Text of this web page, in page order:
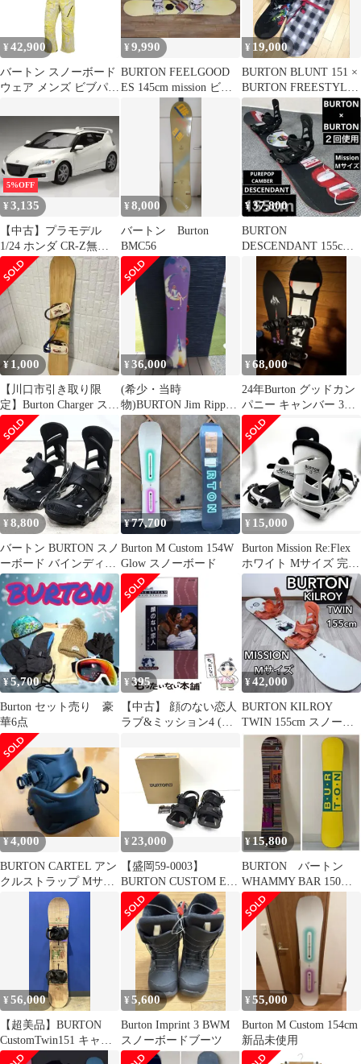
¥ 42,900
バートン スノーボード
ウェア メンズ ビブパン
イクリック ゴアテック
ス 2レイヤー W26JP-
220601 Mens [ak] Cyclic
GORE-TEX 2L Bib Pants
スノーボードパンツ 正
規品
¥9,990
BURTON FEELGOOD
ES 145cm mission ビン
ディング付
¥ 19,000
BURTON BLUNT 151 ×
BURTON FREESTYLE
M
5%OFF
¥3,135
【中古】プラモデル
1/24 ホンダ CR-Z無限
カスタム 「インチアッ
プシリーズ No.283」
[046471]
¥8,000
バートン Burton
BMC56
¥37,800
BURTON
DESCENDANT 155cm
＋Mission Mサイズ
¥ 1,000
【川口市引き取り限
定】Burton Charger スノ
ーボード バインディン
グ
¥36,000
(希少・当時
物)BURTON Jim Rippey
ヴィンテージフルセッ
ト
¥68,000
24年Burton グッドカン
パニー キャンバー 3点
セット
¥8,800
バートン BURTON スノ
ーボード バインディン
グ ミッション
MISSION
¥77,700
Burton M Custom 154W
Glow スノーボード
¥ 15,000
Burton Mission Re:Flex
ホワイト Mサイズ 完全
分解清掃済
¥5,700
Burton セット売り 豪
華6点
¥ 395
【中古】 顔のない恋人
ラブ&ミッション4 (シ
ーム LS143) / ビバリ
ー・バートン、波多野
翔 / ハーレクイン
¥42,000
BURTON KILROY
TWIN 155cm スノーボ
ードセット
¥4,000
BURTON CARTEL アン
クルストラップ Mサイ
ズ 左右セット ジャンク
¥ 23,000
【盛岡59-0003】
BURTON CUSTOM EST
MNS 2016年式 Lサイズ
【中古/100】
¥ 15,800
BURTON バートン
WHAMMY BAR 150
グラトリ
¥56,000
【超美品】BURTON
CustomTwin151 キャン
バー×Cartel M
¥5,600
Burton Imprint 3 BWM
スノーボードブーツ
¥55,000
Burton M Custom 154cm
新品未使用